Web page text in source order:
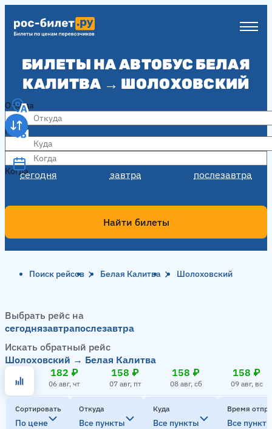
БИЛЕТЫ НА АВТОБУС БЕЛАЯ
КАЛИТВА → ШОЛОХОВСКИЙ
Откуда
Куда
Когда
сегодня завтра послезавтра
Когда
Найти билеты
Поиск рейсов Белая Калитва Шолоховский
Выбрать рейс на
сегоднязавтрапослезавтра
Искать обратный рейс
Шолоховский → Белая Калитва
182 ₽
06 авг, чт
158 ₽
07 авг, пт
158 ₽
08 авг, сб
158 ₽
09 авг, вс
Сортировать
По цене
Откуда
Все пункты
Куда
Все пункты
Время
Все